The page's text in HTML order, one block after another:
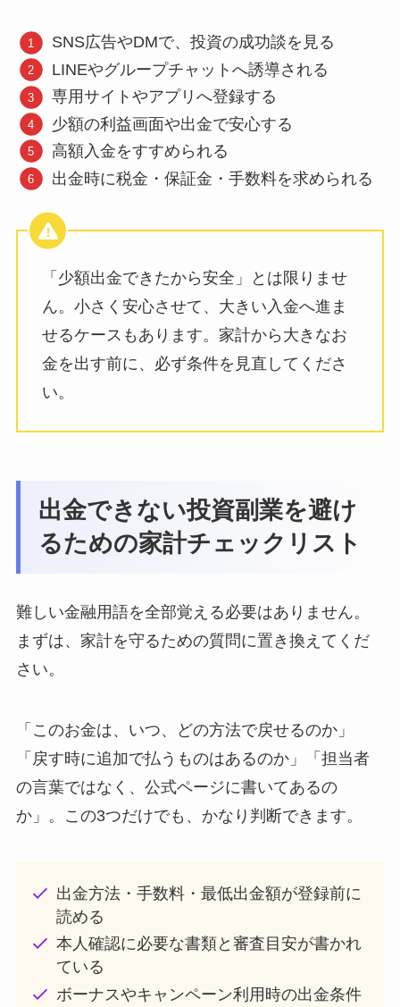
SNS広告やDMで、投資の成功談を見る
LINEやグループチャットへ誘導される
専用サイトやアプリへ登録する
少額の利益画面や出金で安心する
高額入金をすすめられる
出金時に税金・保証金・手数料を求められる
「少額出金できたから安全」とは限りませ
ん。小さく安心させて、大きい入金へ進ま
せるケースもあります。家計から大きなお
金を出す前に、必ず条件を見直してくださ
い。
出金できない投資副業を避け
るための家計チェックリスト
難しい金融用語を全部覚える必要はありません。
まずは、家計を守るための質問に置き換えてくだ
さい。
「このお金は、いつ、どの方法で戻せるのか」
「戻す時に追加で払うものはあるのか」「担当者
の言葉ではなく、公式ページに書いてあるの
か」。この3つだけでも、かなり判断できます。
出金方法・手数料・最低出金額が登録前に
読める
本人確認に必要な書類と審査目安が書かれ
ている
ボーナスやキャンペーン利用時の出金条件